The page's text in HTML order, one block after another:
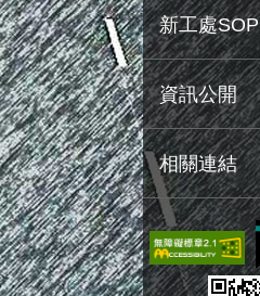
新工處SOP
資訊公開
相關連結